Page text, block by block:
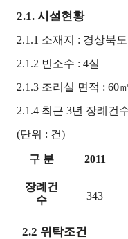
2.1. 시설현황
2.1.1 소재지 : 경상북
2.1.2 빈소수 : 4실
2.1.3 조리실 면적 : 60㎡
2.1.4 최근 3년 장례건
(단위 : 건)
구 분 2011
장례건
수
343
2.2 위탁조건